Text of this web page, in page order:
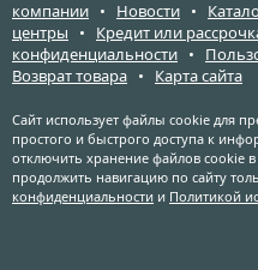
компании • Новости •
центры • Кредит или
конфиденциальности •
Возврат товара • Карта сайта
Сайт использует файлы cookie для
простого и быстрого доступа к
отключить хранение файлов cookie
продолжить навигацию по сайту
конфиденциальности и Политикой